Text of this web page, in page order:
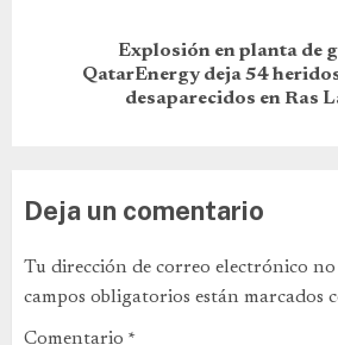
Explosión en planta de
QatarEnergy deja 54
desaparecidos en Ras
Deja un comentario
Tu dirección de correo electrónico no
campos obligatorios están marcados
Comentario *